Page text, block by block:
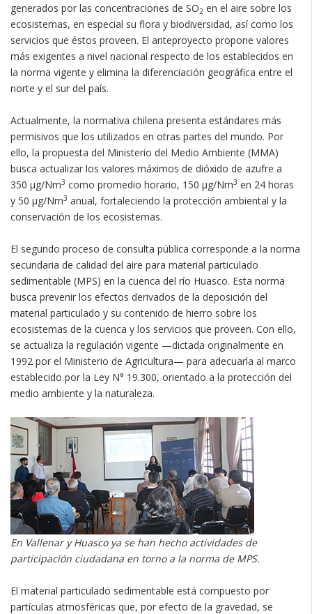
generados por las concentraciones de SO2 en el aire sobre los
ecosistemas, en especial su flora y biodiversidad, así como los
servicios que éstos proveen. El anteproyecto propone valores
más exigentes a nivel nacional respecto de los establecidos en
la norma vigente y elimina la diferenciación geográfica entre el
norte y el sur del país.
Actualmente, la normativa chilena presenta estándares más
permisivos que los utilizados en otras partes del mundo. Por
ello, la propuesta del Ministerio del Medio Ambiente (MMA)
busca actualizar los valores máximos de dióxido de azufre a
350 µg/Nm3 como promedio horario, 150 µg/Nm3 en 24 horas
y 50 µg/Nm3 anual, fortaleciendo la protección ambiental y la
conservación de los ecosistemas.
El segundo proceso de consulta pública corresponde a la norma
secundaria de calidad del aire para material particulado
sedimentable (MPS) en la cuenca del río Huasco. Esta norma
busca prevenir los efectos derivados de la deposición del
material particulado y su contenido de hierro sobre los
ecosistemas de la cuenca y los servicios que proveen. Con ello,
se actualiza la regulación vigente —dictada originalmente en
1992 por el Ministerio de Agricultura— para adecuarla al marco
establecido por la Ley N° 19.300, orientado a la protección del
medio ambiente y la naturaleza.
En Vallenar y Huasco ya se han hecho actividades de
participación ciudadana en torno a la norma de MPS.
El material particulado sedimentable está compuesto por
partículas atmosféricas que, por efecto de la gravedad, se